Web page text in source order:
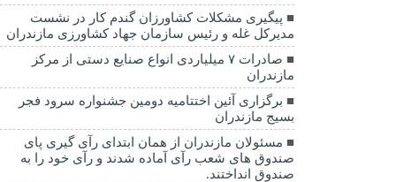
پیگیری مشکلات کشاورزان گندم کار در نشست
مدیرکل غله و رئیس سازمان جهاد کشاورزی مازندران
صادرات ۷ میلیاردی انواع صنایع دستی از مرکز
مازندران
برگزاری آئین اختتامیه دومین جشنواره سرود فجر
بسیج مازندران
مسئولان مازندران از همان ابتدای رآی گیری پای
صندوق های شعب رآی آماده شدند و رآی خود را به
صندوق انداختند.